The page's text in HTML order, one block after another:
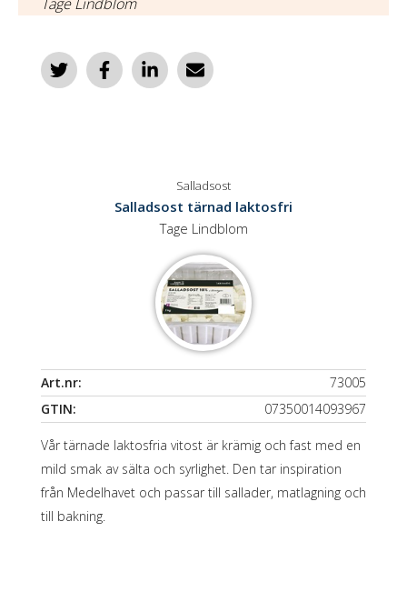
Salladsost
Salladsost tärnad laktosfri
Tage Lindblom
Art.nr:
73005
GTIN:
07350014093967
Vår tärnade laktosfria vitost är krämig och fast med en
mild smak av sälta och syrlighet. Den tar inspiration
från Medelhavet och passar till sallader, matlagning och
till bakning.